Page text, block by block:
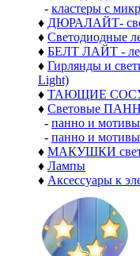
- кластеры с
♦ ДЮРАЛАЙТ-
♦ Светодиодные
♦ БЕЛТ ЛАЙТ -
♦ Гирлянды и
Light)
♦ ТАЮЩИЕ
♦ Световые
- панно и
- панно и
♦ МАКУШКИ
♦ Лампы
♦ Аксессуары к